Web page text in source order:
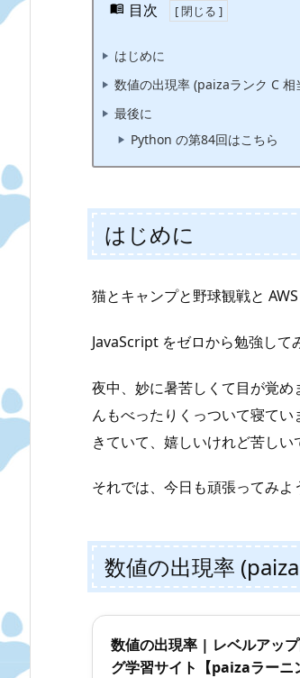
目次
はじめに
数値の出現率 (paizaランク C 相
最後に
Python の第84回はこちら
はじめに
猫とキャンプと野球観戦と
JavaScript をゼロから勉強して
夜中、妙に暑苦しくて目が覚
んもべったりくっついて寝て
きていて、嬉しいけれど苦しい
それでは、今日も頑張ってみよ
数値の出現率
数値の出現率 | レベルアッ
グ学習サイト【paizaラーニ